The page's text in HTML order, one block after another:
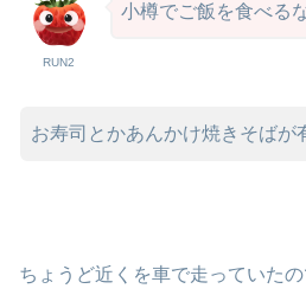
RUN2
小樽でご飯を食べる
お寿司とかあんかけ焼きそばが
ちょうど近くを車で走っていた